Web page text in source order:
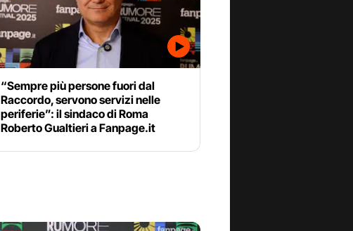
“Sempre più persone fuori dal
Raccordo, servono servizi nelle
periferie”: il sindaco di Roma
Roberto Gualtieri a Fanpage.it